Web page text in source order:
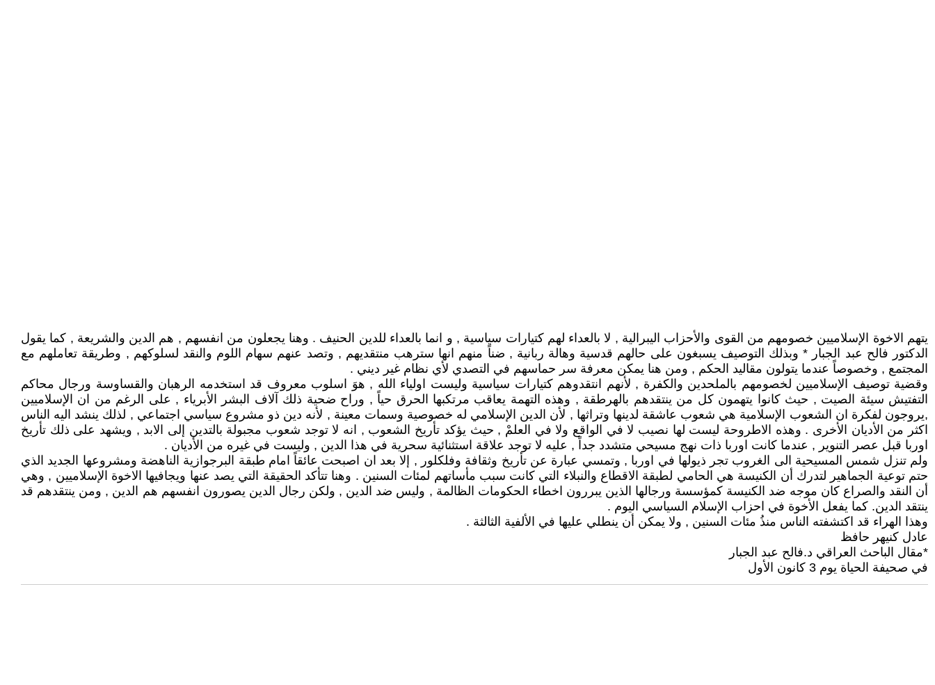
يتهم الاخوة الإسلاميين خصومهم من القوى والأحزاب اليبرالية , لا بالعداء لهم كتيارات سياسية , و انما بالعداء للدين الحنيف . وهنا يجعلون من انفسهم , هم الدين والشريعة , كما يقول
الدكتور فالح عبد الجبار * وبذلك التوصيف يسبغون على حالهم قدسية وهالة ربانية , ضناً منهم انها سترهب منتقديهم , وتصد عنهم سهام اللوم والنقد لسلوكهم , وطريقة تعاملهم مع
المجتمع , وخصوصاً عندما يتولون مقاليد الحكم , ومن هنا يمكن معرفة سر حماسهم في التصدي لأي نظام غير ديني .
وقضية توصيف الإسلاميين لخصومهم بالملحدين والكفرة , لأنهم انتقدوهم كتيارات سياسية وليست اولياء الله , هوَ اسلوب معروف قد استخدمه الرهبان والقساوسة ورجال محاكم
التفتيش سيئة الصيت , حيث كانوا يتهمون كل من ينتقدهم بالهرطقة , وهذه التهمة يعاقب مرتكبها الحرق حياً , وراح ضحية ذلك آلاف البشر الأبرياء , على الرغم من ان الإسلاميين
,يروجون لفكرة ان الشعوب الإسلامية هي شعوب عاشقة لدينها وتراثها , لأن الدين الإسلامي له خصوصية وسمات معينة , لأنه دين ذو مشروع سياسي اجتماعي , لذلك ينشد اليه الناس
اكثر من الأديان الأخرى . وهذه الاطروحة ليست لها نصيب لا في الواقع ولا في العلمْ , حيث يؤكد تأريخ الشعوب , انه لا توجد شعوب مجبولة بالتدين إلى الابد , ويشهد على ذلك تأريخ
اوربا قبل عصر التنوير , عندما كانت اوربا ذات نهج مسيحي متشدد جداً , عليه لا توجد علاقة استثنائية سحرية في هذا الدين , وليست في غيره من الأديان .
ولم تنزل شمس المسيحية الى الغروب تجر ذيولها في اوربا , وتمسي عبارة عن تأريخ وثقافة وفلكلور , إلا بعد ان اصبحت عائقاً امام طبقة البرجوازية الناهضة ومشروعها الجديد الذي
حتم توعية الجماهير لتدرك أن الكنيسة هي الحامي لطبقة الاقطاع والنبلاء التي كانت سبب مأساتهم لمئات السنين . وهنا تتأكد الحقيقة التي يصد عنها ويجافيها الاخوة الإسلاميين , وهي
أن النقد والصراع كان موجه ضد الكنيسة كمؤسسة ورجالها الذين يبررون اخطاء الحكومات الظالمة , وليس ضد الدين , ولكن رجال الدين يصورون انفسهم هم الدين , ومن ينتقدهم قد
ينتقد الدين. كما يفعل الأخوة في احزاب الإسلام السياسي اليوم .
وهذا الهراء قد اكتشفته الناس منذُ مئات السنين , ولا يمكن أن ينطلي عليها في الألفية الثالثة .
عادل كنيهر حافظ
*مقال الباحث العراقي د.فالح عبد الجبار
في صحيفة الحياة يوم 3 كانون الأول